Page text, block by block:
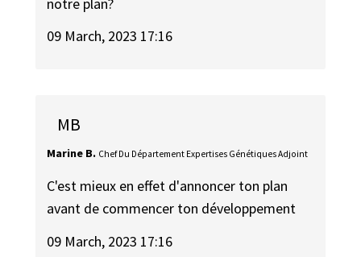
09 March, 2023 17:16
MB
Marine B. Chef Du Département Expertises Génétiques Adjoint
C'est mieux en effet d'annoncer ton plan
avant de commencer ton développement
09 March, 2023 17:16